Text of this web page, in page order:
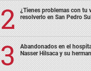
¿Tienes problemas con tu
resolverlo en San Pedro
Abandonados en el
Nasser Hilsaca y su